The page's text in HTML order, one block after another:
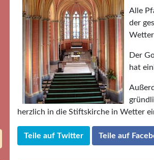
Alle
der
Der
hat
herzlich in die Stiftskirche in Wetter
Teile auf Twitter Teile auf